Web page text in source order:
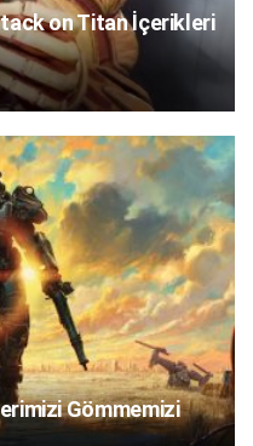
on Titan İçerikleri
Gömmemizi